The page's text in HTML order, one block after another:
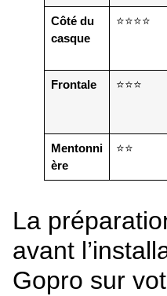
Côté du
casque
⭐⭐⭐⭐
Frontale ⭐⭐⭐
Mentonni
ère
⭐⭐
La
avant
Gopro sur